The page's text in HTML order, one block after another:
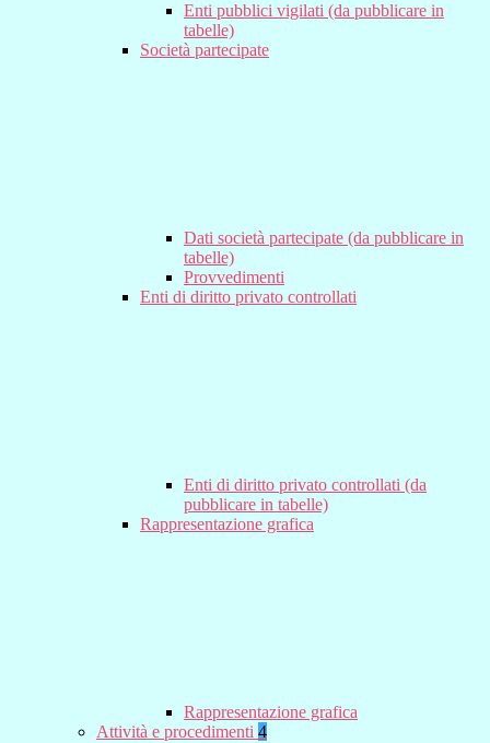
Enti pubblici vigilati (da pubblicare in
tabelle)
Società partecipate
Dati società partecipate (da pubblicare in
tabelle)
Provvedimenti
Enti di diritto privato controllati
Enti di diritto privato controllati (da
pubblicare in tabelle)
Rappresentazione grafica
Rappresentazione grafica
Attività e procedimenti 4